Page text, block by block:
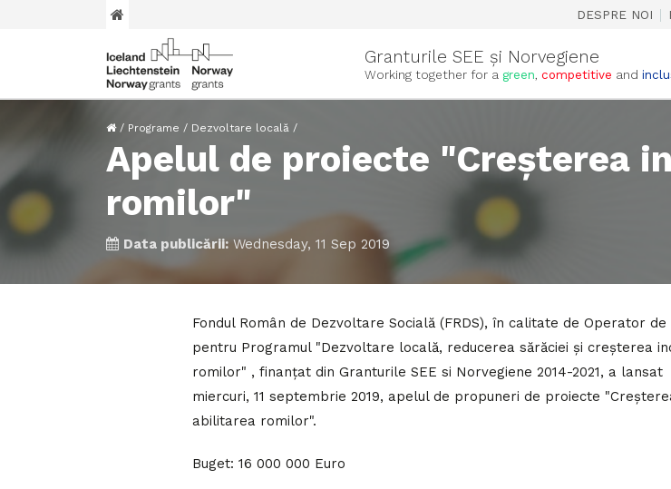
DESPRE NOI |
Granturile SEE și Norvegiene
Working together for a green, competitive and
/ Programe / Dezvoltare locală /
Apelul de proiecte "Creșterea
romilor"
Data publicării: Wednesday, 11 Sep 2019
Fondul Român de Dezvoltare Socială (FRDS), în calitate de Operator
pentru Programul "Dezvoltare locală, reducerea sărăciei și creșterea
romilor" , finanțat din Granturile SEE si Norvegiene 2014-2021, a lansat
miercuri, 11 septembrie 2019, apelul de propuneri de proiecte
abilitarea romilor".
Buget: 16 000 000 Euro